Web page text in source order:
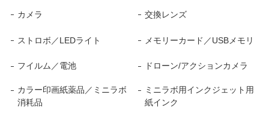
カメラ 交換レンズ
ストロボ／LEDライト メモリーカード／USBメモリ
フイルム／電池 ドローン/アクションカメラ
カラー印画紙薬品／ミニラボ
消耗品
ミニラボ用インクジェット用
紙インク